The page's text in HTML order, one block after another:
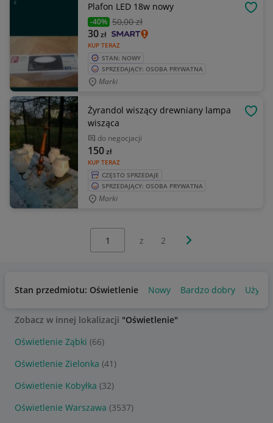
Plafon LED 18w nowy
-40% 50,00 zł
KUP TERAZ
30zł
STAN: NOWY
SPRZEDAJĄCY: OSOBA PRYWATNA
Marki
Żyrandol wiszący drewniany lampa
wisząca
do negocjacji
KUP TERAZ
150zł
CZĘSTO SPRZEDAJE
SPRZEDAJĄCY: OSOBA PRYWATNA
Marki
z 2 Następna strona
Stan przedmiotu: Oświetlenie Nowy Bardzo dobry
Zobacz w innej lokalizacji "Oświetlenie"
Oświetlenie Ząbki (66)
Oświetlenie Zielonka (41)
Oświetlenie Kobyłka (32)
Oświetlenie Warszawa (3537)